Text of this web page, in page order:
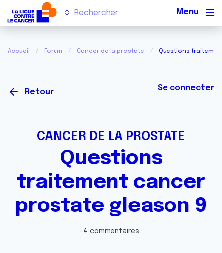
Accueil Forum Cancer de la prostate Questions
Retour Se connecter
CANCER DE LA PROSTATE
Questions
traitement cancer
prostate gleason 9
4 commentaires